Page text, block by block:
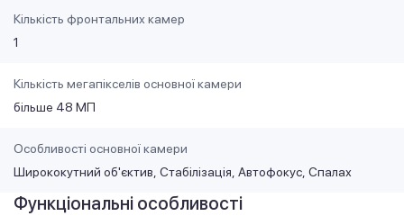
Кількість фронтальних камер
1
Кількість мегапікселів основної камери
більше 48 МП
Особливості основної камери
Ширококутний об'єктив Стабілізація Автофокус Спалах
Функціональні особливості